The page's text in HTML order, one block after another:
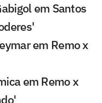
em Santos
em Remo x
em Remo x